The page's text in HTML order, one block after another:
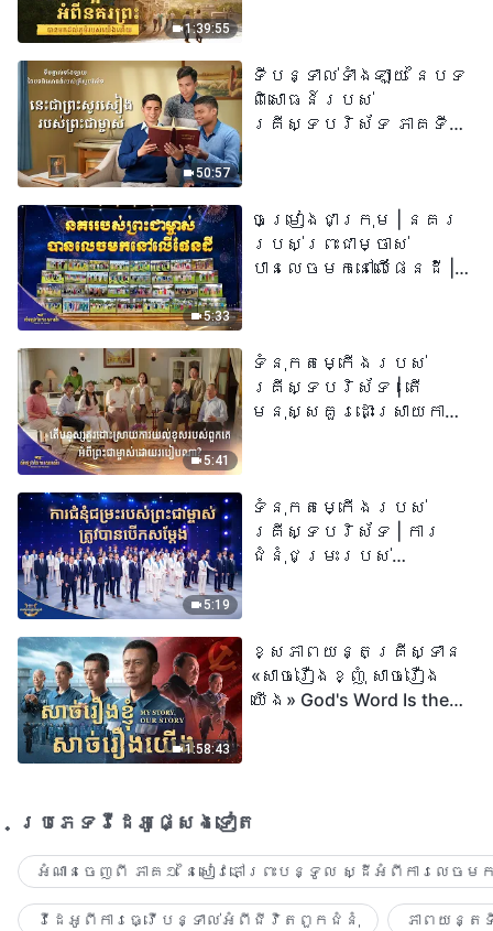
1:39:55
50:57
ទីបន្ទាល់ទាំងឡាយ នៃបទ
ពិសោធន៍របស់
គ្រីស្ទបរិស័ទ ភាគទី
5:33
ចម្រៀងជាក្រុម | នគរ
របស់ព្រះជាម្ចាស់
បានលេចមកនៅលើផែនដី |
5:41
ទំនុកតម្កើង​របស់​
គ្រីស្ទបរិស័ទ​ | តើ
មនុស្សគួរដោះស្រាយការ
២០២៦
5:19
ទំនុកតម្កើង​របស់​
គ្រីស្ទបរិស័ទ | ការ
ជំនុំជម្រះរបស់
1:58:43
ខ្សែភាពយន្តគ្រីស្ទាន
«សាច់រឿងខ្ញុំ សាច់រឿង
យើង» God's Word Is the
ប្រភេទ​វីដេអូ​ផ្សេង​ទៀត​
អំណានចេញពី ភាគ១ នៃសៀវភៅព្រះបន្ទូល ស្ដីអំពីការលេច
វីដេអូពីការធ្វើបន្ទាល់អំពីជីវិតពួកជំនុំ ភាពយន្